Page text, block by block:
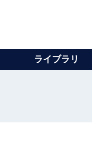
ライブラリ